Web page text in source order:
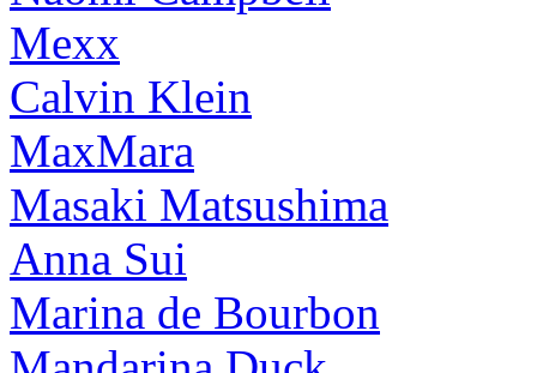
Mexx
Calvin Klein
MaxMara
Masaki Matsushima
Anna Sui
Marina de Bourbon